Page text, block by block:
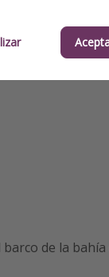
barco de la bahía